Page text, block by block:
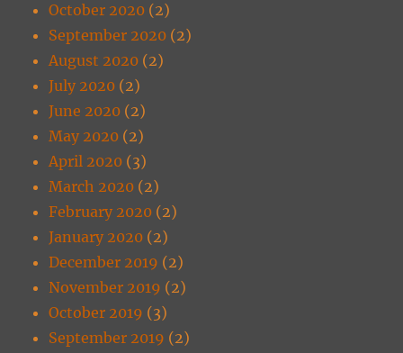
October 2020 (2)
September 2020 (2)
August 2020 (2)
July 2020 (2)
June 2020 (2)
May 2020 (2)
April 2020 (3)
March 2020 (2)
February 2020 (2)
January 2020 (2)
December 2019 (2)
November 2019 (2)
October 2019 (3)
September 2019 (2)